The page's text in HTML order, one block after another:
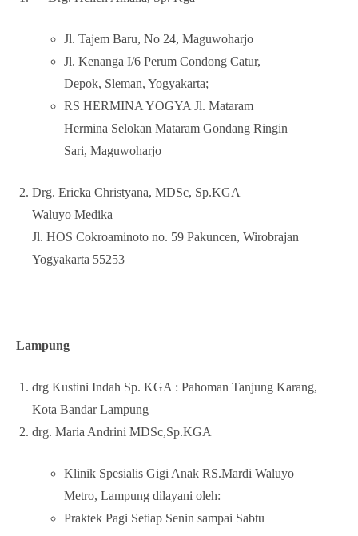
Jl. Tajem Baru, No 24, Maguwoharjo
Jl. Kenanga I/6 Perum Condong Catur,
Depok, Sleman, Yogyakarta;
RS HERMINA YOGYA Jl. Mataram
Hermina Selokan Mataram Gondang Ringin
Sari, Maguwoharjo
Drg. Ericka Christyana, MDSc, Sp.KGA
Waluyo Medika
Jl. HOS Cokroaminoto no. 59 Pakuncen, Wirobrajan
Yogyakarta 55253
Lampung
drg Kustini Indah Sp. KGA : Pahoman Tanjung Karang,
Kota Bandar Lampung
drg. Maria Andrini MDSc,Sp.KGA
Klinik Spesialis Gigi Anak RS.Mardi Waluyo
Metro, Lampung dilayani oleh:
Praktek Pagi Setiap Senin sampai Sabtu